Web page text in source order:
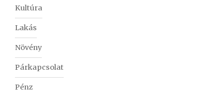
Kultúra
Lakás
Növény
Párkapcsolat
Pénz